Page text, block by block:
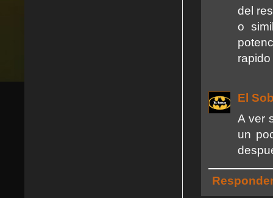
del
o
El
A ver
un